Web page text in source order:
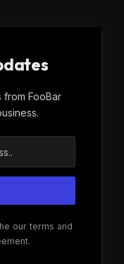
FooBar
our terms and